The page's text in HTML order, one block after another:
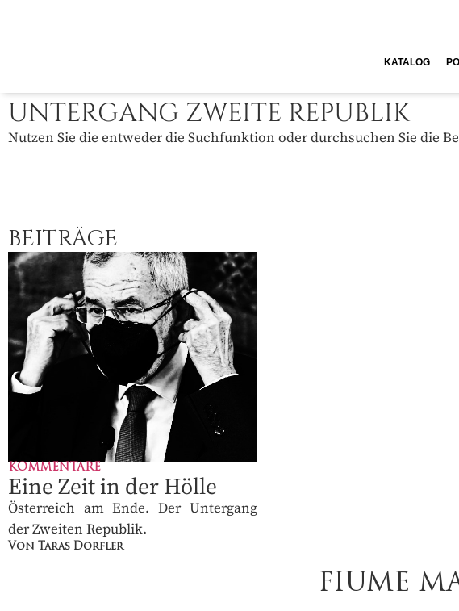
KATALOG
UNTERGANG ZWEITE REPUBLIK
Nutzen Sie die entweder die Suchfunktion oder durchsuchen Sie die
BEITRÄGE
KOMMENTARE
Eine Zeit in der Hölle
Österreich am Ende. Der Untergang
der Zweiten Republik.
Von Taras Dorfler
FIUME